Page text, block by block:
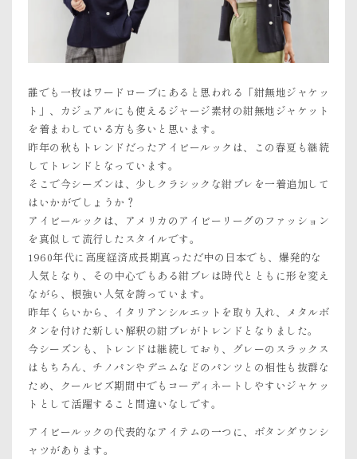
誰でも一枚はワードローブにあると思われる「紺無地ジャケッ
ト」、カジュアルにも使えるジャージ素材の紺無地ジャケット
を着まわしている方も多いと思います。
昨年の秋もトレンドだったアイビールックは、この春夏も継続
してトレンドとなっています。
そこで今シーズンは、少しクラシックな紺ブレを一着追加して
はいかがでしょうか？
アイビールックは、アメリカのアイビーリーグのファッション
を真似して流行したスタイルです。
1960年代に高度経済成長期真っただ中の日本でも、爆発的な
人気となり、その中心でもある紺ブレは時代とともに形を変え
ながら、根強い人気を誇っています。
昨年くらいから、イタリアンシルエットを取り入れ、メタルボ
タンを付けた新しい解釈の紺ブレがトレンドとなりました。
今シーズンも、トレンドは継続しており、グレーのスラックス
はもちろん、チノパンやデニムなどのパンツとの相性も抜群な
ため、クールビズ期間中でもコーディネートしやすいジャケッ
トとして活躍すること間違いなしです。
アイビールックの代表的なアイテムの一つに、ボタンダウンシ
ャツがあります。